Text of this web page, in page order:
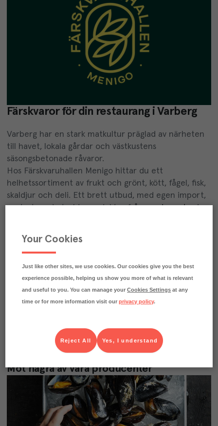
Färskvaror för din restaurang i Varberg
Varberg har en stark matkultur präglad av närheten
till havet, lokala gårdar och västkustens
säsongsbetonade råvaror.
Hos Färskvaruhallen Menigo hittar du ett
helhetssortiment av frukt och grönt, kött, fågel, fisk,
skaldjur och deli. Ett brett utbud, med egen import,
spetsat med utvalda produkter frånproducenteri
Vad sägs om färska blåmusslor från Orust, korallticka
från Wermlands skogsförråd eller mejeriproudukter
från Wapnö?
Och tack vare egen förädling av såväl kött som frukt
och grönt kan du få produkter som är skurna, filéade
Läs mer om vårt färska erbjudande här
Möt några av våra producenter
Your Cookies
Just like other sites, we use cookies. Our cookies give you the best
experience possible, helping us show you more of what is relevant
and useful to you. You can manage yourCookies Settings at any
time or for more information visit ourprivacy policy.
Yes, I understand
Reject All